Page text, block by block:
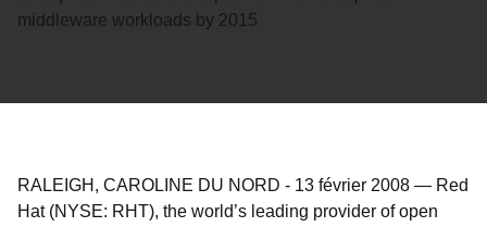
middleware workloads by 2015
RALEIGH, CAROLINE DU NORD - 13 février 2008 — Red
Hat (NYSE: RHT), the world’s leading provider of open